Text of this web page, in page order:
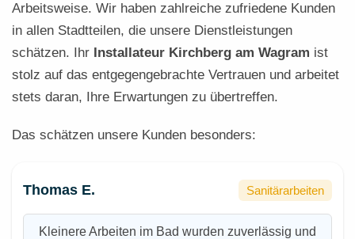
Arbeitsweise. Wir haben zahlreiche zufriedene Kunden
in allen Stadtteilen, die unsere Dienstleistungen
schätzen. Ihr Installateur Kirchberg am Wagram ist
stolz auf das entgegengebrachte Vertrauen und arbeitet
stets daran, Ihre Erwartungen zu übertreffen.
Das schätzen unsere Kunden besonders:
Thomas E. Sanitärarbeiten
Kleinere Arbeiten im Bad wurden zuverlässig und